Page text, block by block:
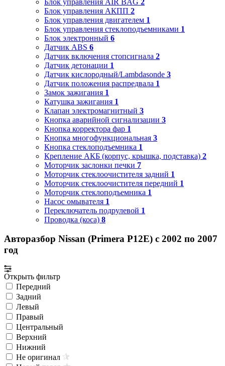
Блок управления АКПП 2
Блок управления двигателем 1
Блок управления стеклоподъемниками 1
Блок электронный 6
Датчик ABS 6
Датчик включения стопсигнала 2
Датчик детонации 1
Датчик кислородный/Lambdasonde 3
Датчик положения распредвала 1
Замок зажигания 1
Катушка зажигания 1
Клапан электромагнитный 3
Кнопка аварийной сигнализации 3
Кнопка корректора фар 1
Кнопка многофункциональная 3
Кнопка стеклоподъемника 1
Крепление АКБ (корпус, крышка, подставка) 2
Моторчик заслонки печки 7
Моторчик стеклоочистителя задний 1
Моторчик стеклоочистителя передний 1
Моторчик стеклоподъемника 1
Насос омывателя 1
Переключатель подрулевой 1
Проводка (коса) 8
Авторазбор Nissan (Primera P12E) с 2002 по 2007
год
Открыть фильтр
Передний
Задний
Левый
Правый
Центральный
Верхний
Нижний
Не оригинал